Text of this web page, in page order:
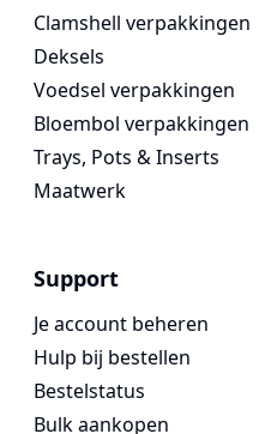
Clamshell verpakkingen
Deksels
Voedsel verpakkingen
Bloembol verpakkingen
Trays, Pots & Inserts
Maatwerk
Support
Je account beheren
Hulp bij bestellen
Bestelstatus
Bulk aankopen